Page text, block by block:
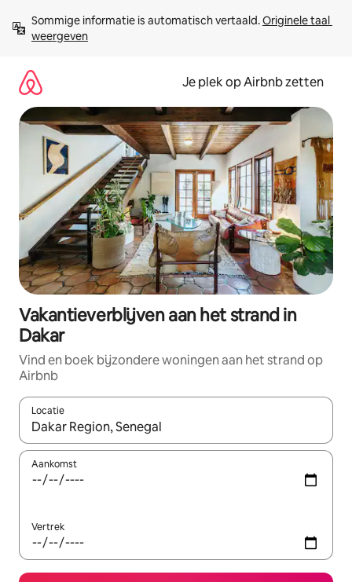
direct
naar
Sommige informatie is automatisch vertaald. Originele taal
weergeven
Je plek op Airbnb zetten
Vakantieverblijven aan het strand in
Dakar
Vind en boek bijzondere woningen aan het strand op
Airbnb
Locatie
Wanneer er resultaten beschikbaar zijn, maak je een keuze
Aankomst
Vertrek